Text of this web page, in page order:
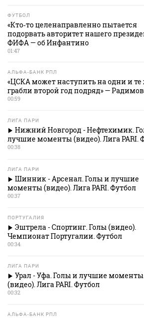
ФУТБОЛ
«Кто‑то целенаправленно пытается
подорвать авторитет нашего
ФИФА — об Инфантино
01:47
АЛЬФА-БАНК РПЛ
«ЦСКА может наступить на одни и те
грабли второй год подряд» — Радимов
00:59
ЛИГА ПАРИ
Нижний Новгород - Нефтехимик.
лучшие моменты (видео). Лига PARI.
00:38
ЛИГА ПАРИ
Шинник - Арсенал. Голы и лучшие
моменты (видео). Лига PARI. Футбол
00:37
ПОРТУГАЛИЯ
Эштрела - Спортинг. Голы (видео).
Чемпионат Португалии. Футбол
00:34
ЛИГА ПАРИ
Урал - Уфа. Голы и лучшие моменты
(видео). Лига PARI. Футбол
00:32
АЛЬФА-БАНК РПЛ